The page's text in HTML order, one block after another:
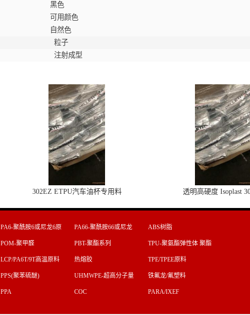
黑色
可用颜色
自然色
粒子
注射成型
302EZ ETPU汽车油杯专用料 透明高硬度 Isoplast
PA6-聚酰胺6或尼龙6原
料
PA66-聚酰胺66或尼龙
66原料
ABS树脂
POM-聚甲醛 PBT-聚酯系列
TPU-聚氨酯弹性体 聚酯
型 聚醚
LCP/PA6T/9T高温原料 热熔胶 TPE/TPEE原料
PPS(聚苯硫醚)
UHMWPE-超高分子量
聚乙烯
铁氟龙/氟塑料
PPA COC PARA/IXEF